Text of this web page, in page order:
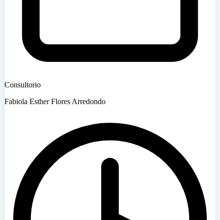
Consultorio
Fabiola Esther Flores Arredondo